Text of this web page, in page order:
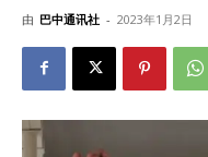
由 巴中通讯社 - 2023年1月2日